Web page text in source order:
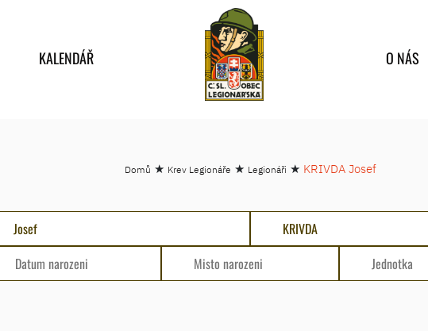
KALENDÁŘ O NÁS
Domů ★ Krev Legionáře ★ Legionáři ★ KRIVDA Josef